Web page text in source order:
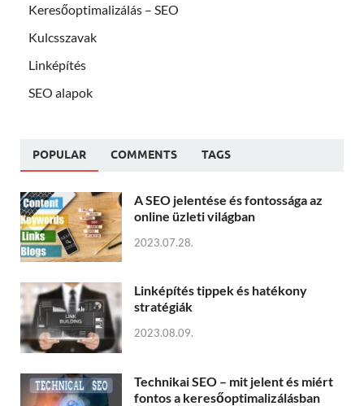
Keresőoptimalizálás – SEO
Kulcsszavak
Linképítés
SEO alapok
POPULAR COMMENTS TAGS
A SEO jelentése és fontossága az
online üzleti világban
2023.07.28.
Linképítés tippek és hatékony
stratégiák
2023.08.09.
Technikai SEO – mit jelent és miért
fontos a keresőoptimalizálásban